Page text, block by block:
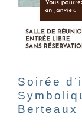
Soirée
Berteaux